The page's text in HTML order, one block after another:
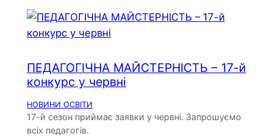
ПЕДАГОГІЧНА МАЙСТЕРНІСТЬ – 17-й
конкурс у червні
НОВИНИ ОСВІТИ
17-й сезон приймає заявки у червні. Запрошуємо
всіх педагогів.